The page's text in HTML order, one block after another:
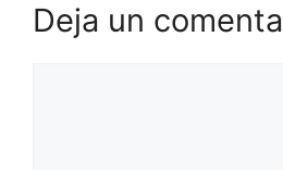
Deja un